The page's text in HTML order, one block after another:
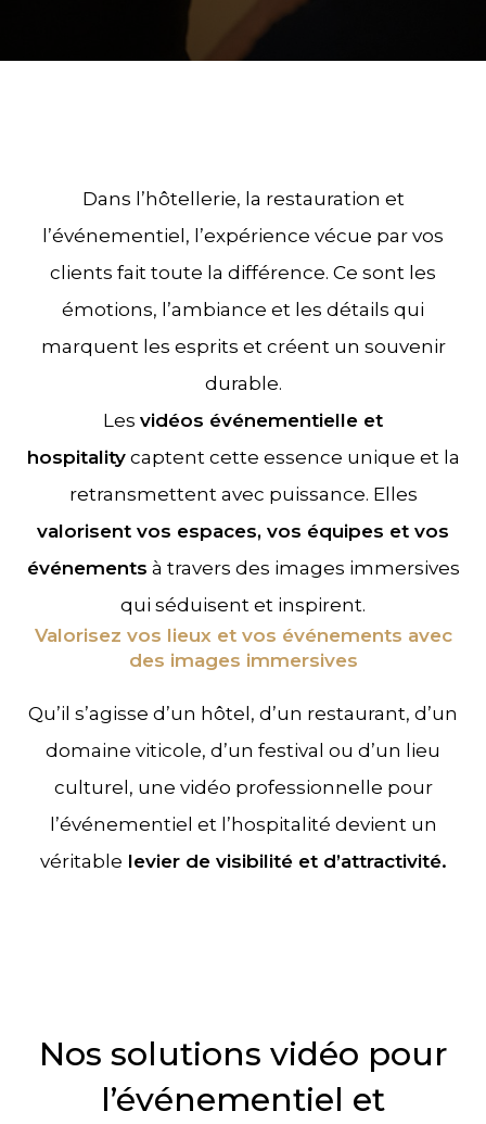
Dans l’hôtellerie, la restauration et
l’événementiel, l’expérience vécue par vos
clients fait toute la différence. Ce sont les
émotions, l’ambiance et les détails qui
marquent les esprits et créent un souvenir
durable.
Les vidéos événementielle et
hospitalitycaptent cette essence unique et la
retransmettent avec puissance. Elles
valorisent vos espaces, vos équipes et vos
événements à travers des images immersives
qui séduisent et inspirent.
Valorisez vos lieux et vos événements avec
des images immersives
Qu’il s’agisse d’un hôtel, d’un restaurant, d’un
domaine viticole, d’un festival ou d’un lieu
culturel, une vidéo professionnelle pour
l’événementiel et l’hospitalité devient un
véritable levier de visibilité et d’attractivité.
Nos solutions vidéo pour
l’événementiel et